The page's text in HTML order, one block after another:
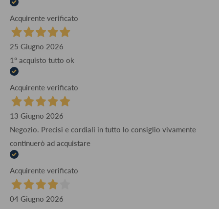
Acquirente verificato
25 Giugno 2026
1° acquisto tutto ok
Acquirente verificato
13 Giugno 2026
Negozio. Precisi e cordiali in tutto lo consiglio vivamente
continuerò ad acquistare
Acquirente verificato
04 Giugno 2026